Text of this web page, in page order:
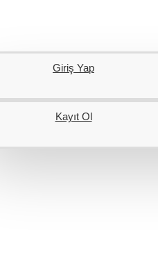
Giriş Yap
Kayıt Ol